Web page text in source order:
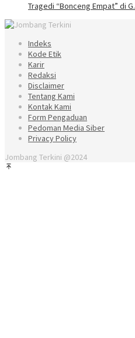
Tragedi “Bonceng Empat” di
Indeks
Kode Etik
Karir
Redaksi
Disclaimer
Tentang Kami
Kontak Kami
Form Pengaduan
Pedoman Media Siber
Privacy Policy
Jombang Terkini @2024